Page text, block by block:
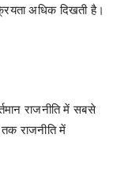
अधिक दिखती है।
राजनीति में सबसे
राजनीति में